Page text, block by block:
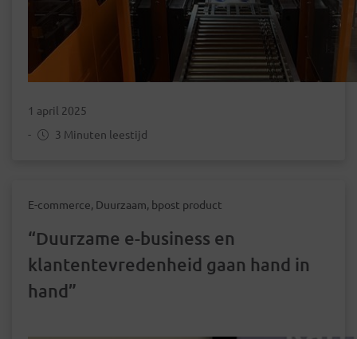
1 april 2025
-
3 Minuten leestijd
E-commerce, Duurzaam, bpost product
“Duurzame e-business en
klantentevredenheid gaan hand in
hand”